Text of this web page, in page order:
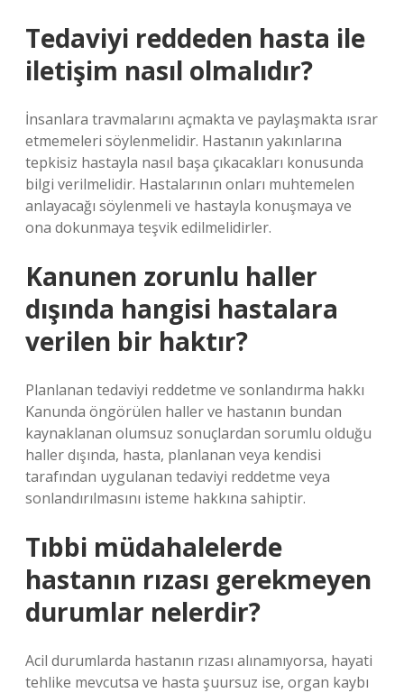
Tedaviyi reddeden hasta ile
iletişim nasıl olmalıdır?
İnsanlara travmalarını açmakta ve paylaşmakta ısrar
etmemeleri söylenmelidir. Hastanın yakınlarına
tepkisiz hastayla nasıl başa çıkacakları konusunda
bilgi verilmelidir. Hastalarının onları muhtemelen
anlayacağı söylenmeli ve hastayla konuşmaya ve
ona dokunmaya teşvik edilmelidirler.
Kanunen zorunlu haller
dışında hangisi hastalara
verilen bir haktır?
Planlanan tedaviyi reddetme ve sonlandırma hakkı
Kanunda öngörülen haller ve hastanın bundan
kaynaklanan olumsuz sonuçlardan sorumlu olduğu
haller dışında, hasta, planlanan veya kendisi
tarafından uygulanan tedaviyi reddetme veya
sonlandırılmasını isteme hakkına sahiptir.
Tıbbi müdahalelerde
hastanın rızası gerekmeyen
durumlar nelerdir?
Acil durumlarda hastanın rızası alınamıyorsa, hayati
tehlike mevcutsa ve hasta şuursuz ise, organ kaybı